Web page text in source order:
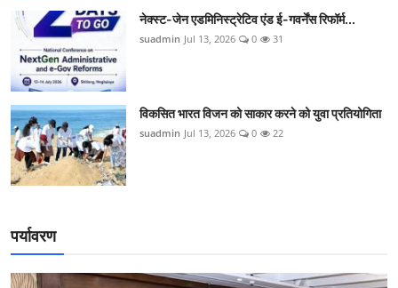
नेक्स्ट-जेन एडमिनिस्ट्रेटिव एंड ई-गवर्नेंस रिफॉर्म...
suadmin Jul 13, 2026 0 31
विकसित भारत विजन को साकार करने को युवा प्रतियोगिता
suadmin Jul 13, 2026 0 22
पर्यावरण